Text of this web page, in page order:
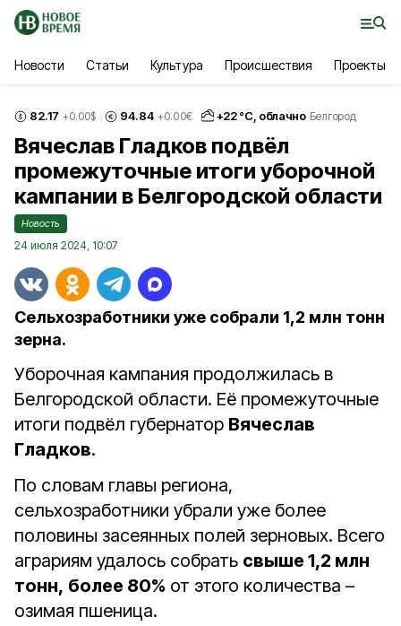
Новости Статьи Культура Происшествия Проекты
82.17 +0.00$ 94.84 +0.00€ +22°С, облачно Белгород
Вячеслав Гладков подвёл
промежуточные итоги уборочной
кампании в Белгородской области
Новость
24 июля 2024, 10:07
Сельхозработники уже собрали 1,2 млн тонн
зерна.
Уборочная кампания продолжилась в
Белгородской области. Её промежуточные
итоги подвёл губернатор Вячеслав
Гладков.
По словам главы региона,
сельхозработники убрали уже более
половины засеянных полей зерновых. Всего
аграриям удалось собрать свыше 1,2 млн
тонн, более 80% от этого количества –
озимая пшеница.